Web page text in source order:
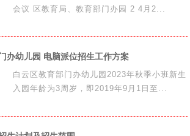
会议 区教育局、教育部门办园 2 4月2...
办幼儿园 电脑派位招生工作方案
白云区教育部门办幼儿园2023年秋季小班新生
入园年龄为3周岁，即2019年9月1日至...